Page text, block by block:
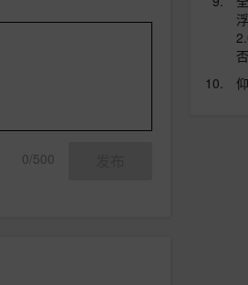
0/500